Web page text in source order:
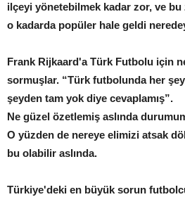
ilçeyi yönetebilmek kadar zor, ve bu
o kadarda popüler hale geldi
Frank Rijkaard'a Türk Futbolu için
sormuşlar. “Türk futbolunda her
şeyden tam yok diye cevaplamış”.
Ne güzel özetlemiş aslında
O yüzden de nereye elimizi atsak
bu olabilir aslında.
Türkiye'deki en büyük sorun